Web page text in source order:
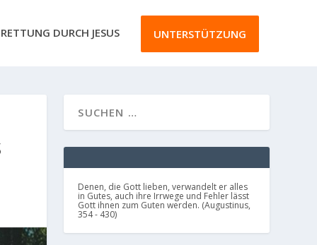
RETTUNG DURCH JESUS UNTERSTÜTZUNG
Denen, die Gott lieben, verwandelt er alles
in Gutes, auch ihre Irrwege und Fehler lässt
Gott ihnen zum Guten werden. (Augustinus,
354 - 430)